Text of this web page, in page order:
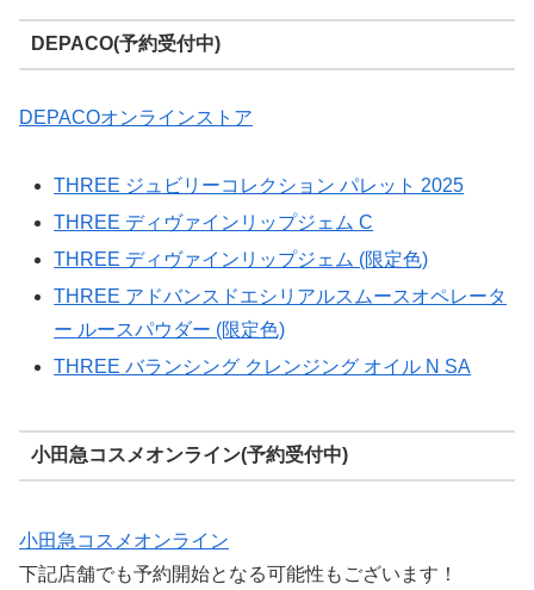
DEPACO(予約受付中)
DEPACOオンラインストア
THREE ジュビリーコレクション パレット 2025
THREE ディヴァインリップジェム C
THREE ディヴァインリップジェム (限定色)
THREE アドバンスドエシリアルスムースオペレータ
ー ルースパウダー (限定色)
THREE バランシング クレンジング オイル N SA
小田急コスメオンライン(予約受付中)
小田急コスメオンライン
下記店舗でも予約開始となる可能性もございます！